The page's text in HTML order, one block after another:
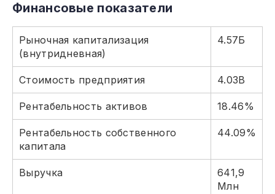
Финансовые показатели
Рыночная капитализация
(внутридневная)
4.57Б
Стоимость предприятия 4.03B
Рентабельность активов 18.46%
Рентабельность собственного
капитала
44.09%
Выручка
641,9
Млн